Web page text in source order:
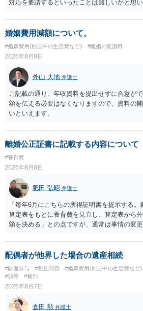
対応を要請するといったことは難しいかと思
婚姻費用減額について。
#婚姻費用(別居中の生活費など) #離婚の慰謝料
2026年8月8日
外山 大地 弁護士
ご記載の通り、年収資料を提出せずに合意が
額を伝える必要はなくなりますので、資料の
いといえます。
離婚公正証書に記載する内容について
#養育費
2026年8月8日
肥田 弘昭 弁護士
「毎年6月にこちらの所得証明書を提示する
算定表をもとに養育費を見直し、算定表から
額を決める」との点ですが、通常は事情の変
来なかった事情の変更により双方協議の上増
に勤務先」が含まれているので、私に収入が
行く事になり、上記のような文言が無くても
来るかと思うのですが違うのでしょうか？と
います。養育費は事情の変更があった場合に
配偶者が他界した場合の遺産相続
#財産分与 #親族関係 #婚姻費用(別居中の生活費など)
#調停
#裁判
2026年8月7日
倉田 勲 弁護士